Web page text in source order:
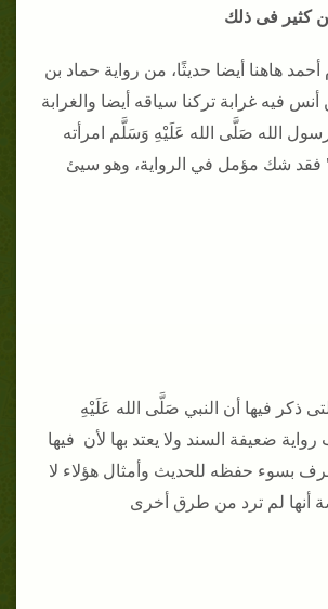
كثير فى ذلك
هاهنا أيضا حديثًا، من رواية حماد بن
فيه غرابة تركنا سياقه أيضا والغرابة
الله صَلَّى الله عَلَيْهِ وَسَلَّم امرأته
فقد شك مؤمل في الرواية، وهو سيئ
ذكر فيها أن النبي صَلَّى الله عَلَيْهِ
ضعيفة السند ولا يعتد بها لأن فيها
بسوء حفظه للحديث وأمثال هؤلاء لا
أنها لم ترد من طرق أخرى